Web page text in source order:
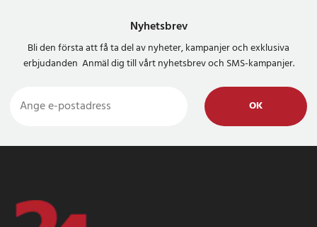
Nyhetsbrev
Bli den första att få ta del av nyheter, kampanjer och exklusiva
erbjudanden Anmäl dig till vårt nyhetsbrev och SMS-kampanjer.
OK